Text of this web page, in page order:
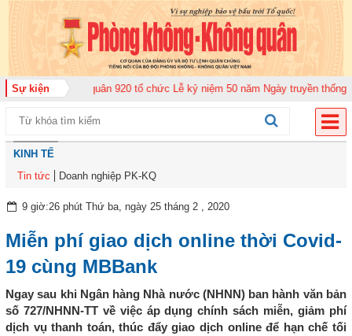
Sự kiện
đoàn Không quân 920 tổ chức Lễ kỷ niệm 50 năm Ngày truyền thống (12-
KINH TẾ
Tin tức
Doanh nghiệp PK-KQ
9 giờ:26 phút Thứ ba, ngày 25 tháng 2 , 2020
Miễn phí giao dịch online thời Covid-
19 cùng MBBank
Ngay sau khi Ngân hàng Nhà nước (NHNN) ban hành văn bản
số 727/NHNN-TT về việc áp dụng chính sách miễn, giảm phí
dịch vụ thanh toán, thúc đẩy giao dịch online để hạn chế tối